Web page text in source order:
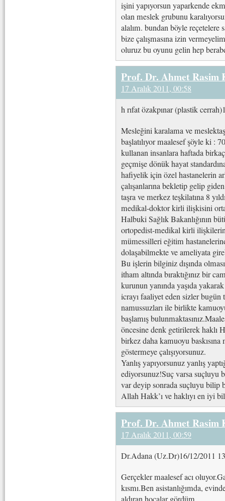
işini yapıyorsun yaparkende
olan meslek grubunu
alalım. bundan böyle reçetelere
bize çalışmasına izin
oluruz bu oyunu gelin hep
Prof. Dr. Ahmet Rasim
17 Aralık 2011, 00:58
h rıfat özakpınar (plastik
Mesleğini karalama ve
başlatılıyor maalesef şöyle ki :
kullanan insanlara haftada
geçmişe dönük hayat
hafiyelik için özel hastanelerin
çalışanlarına bekletip gelip
taşra ve merkez teşkilatına 8
medikal-doktor kirli ilişkisini
Halbuki Sağlık Bakanlığının
ortopedist-medikal kirli
mümessilleri eğitim
dolaşabilmekte ve ameliyata
Bu işlerin bilginiz dışında
itham altında bıraktığınız bir
kurunun yanında yaşıda
icrayı faaliyet eden sizler bugün
namussuzları ile birlikte
başlamış
öncesine denk getirilerek haklı
birkez daha kamuoyu baskısına
göstermeye çalışıyorsunuz.
Yanlış yapıyorsunuz yanlış
ediyorsunuz!Suç varsa suçluyu
var deyip sonrada suçluyu bilip
Allah Hakk’ı ve haklıyı en iyi
Prof. Dr. Ahmet Rasim
17 Aralık 2011, 00:59
Dr.Adana (Uz.Dr)16/12/2011
Gerçekler maalesef acı
kısmı.Ben asistanlığımda,